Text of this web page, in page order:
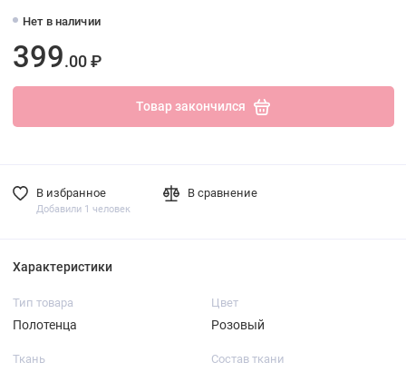
Нет в наличии
399.00 ₽
Товар закончился
В избранное
Добавили 1 человек
В сравнение
Характеристики
Тип товара
Полотенца
Цвет
Розовый
Ткань Состав ткани